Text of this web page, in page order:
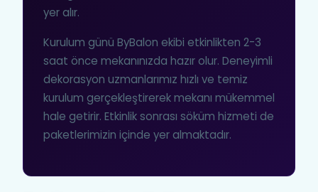
yer alır.
Kurulum günü ByBalon ekibi etkinlikten 2-3
saat önce mekanınızda hazır olur. Deneyimli
dekorasyon uzmanlarımız hızlı ve temiz
kurulum gerçekleştirerek mekanı mükemmel
hale getirir. Etkinlik sonrası söküm hizmeti de
paketlerimizin içinde yer almaktadır.